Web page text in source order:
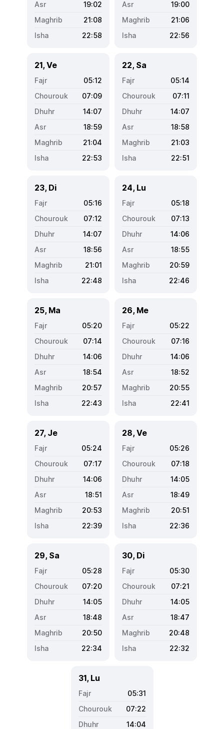
19:02
21:08
22:58
19:00
21:06
22:56
21, Ve
05:12
07:09
14:07
18:59
21:04
22:53
22, Sa
05:14
07:11
14:07
18:58
21:03
22:51
23, Di
05:16
07:12
14:07
18:56
21:01
22:48
24, Lu
05:18
07:13
14:06
18:55
20:59
22:46
25, Ma
05:20
07:14
14:06
18:54
20:57
22:43
26, Me
05:22
07:16
14:06
18:52
20:55
22:41
27, Je
05:24
07:17
14:06
18:51
20:53
22:39
28, Ve
05:26
07:18
14:05
18:49
20:51
22:36
29, Sa
05:28
07:20
14:05
18:48
20:50
22:34
30, Di
05:30
07:21
14:05
18:47
20:48
22:32
31, Lu
05:31
07:22
14:04